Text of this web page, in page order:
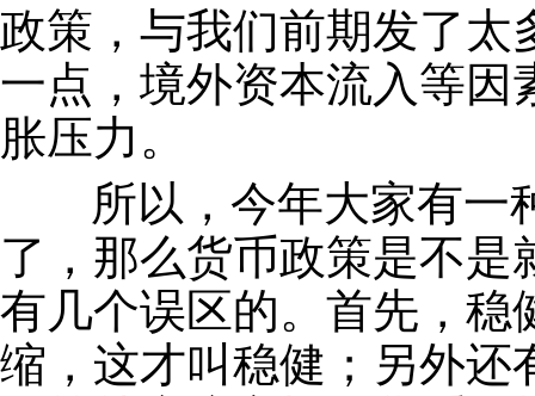
政策，与我们前期发了太
一点，境外资本流入等因
胀压力。
所以，今年大家有一
了，那么货币政策是不
有几个误区的。首先，稳
缩，这才叫稳健；另外还